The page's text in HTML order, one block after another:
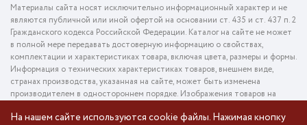
На нашем сайте используются cookie файлы. Нажимая кнопку
Материалы сайта носят исключительно информационный характер и не
являются публичной или иной офертой на основании ст. 435 и ст. 437 п. 2
Гражданского кодекса Российской Федерации. Каталог на сайте не может
в полной мере передавать достоверную информацию о свойствах,
комплектации и характеристиках товара, включая цвета, размеры и формы.
Информация о технических характеристиках товаров, внешнем виде,
странах производства, указанная на сайте, может быть изменена
производителем в одностороннем порядке. Изображения товаров на
оригинального товара. Информация о цене товара, указанная в каталоге на